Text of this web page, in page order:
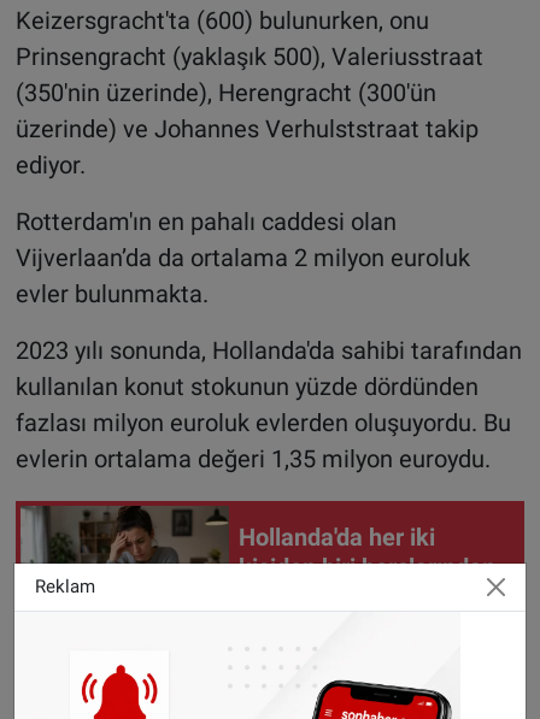
Keizersgracht'ta (600) bulunurken, onu
Prinsengracht (yaklaşık 500), Valeriusstraat
(350'nin üzerinde), Herengracht (300'ün
üzerinde) ve Johannes Verhulststraat takip
ediyor.
Rotterdam'ın en pahalı caddesi olan
Vijverlaan’da da ortalama 2 milyon euroluk
evler bulunmakta.
2023 yılı sonunda, Hollanda'da sahibi tarafından
kullanılan konut stokunun yüzde dördünden
fazlası milyon euroluk evlerden oluşuyordu. Bu
evlerin ortalama değeri 1,35 milyon euroydu.
Hollanda'da her iki
kişiden biri borçlarından
Yaklaşık 10 yıl önce değeri 1 milyon ve üzeri
Reklam